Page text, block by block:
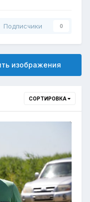
Подписчики 0
изображения
СОРТИРОВКА